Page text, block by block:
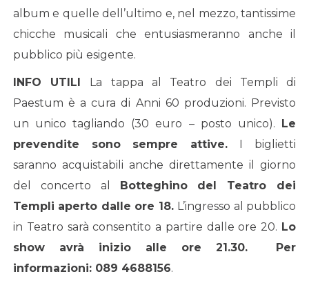
album e quelle dell’ultimo e, nel mezzo, tantissime
chicche musicali che entusiasmeranno anche il
pubblico più esigente.
INFO UTILI La tappa al Teatro dei Templi di
Paestum è a cura di Anni 60 produzioni. Previsto
un unico tagliando (30 euro – posto unico). Le
prevendite sono sempre attive. I biglietti
saranno acquistabili anche direttamente il giorno
del concerto al Botteghino del Teatro dei
Templi aperto dalle ore 18. L’ingresso al pubblico
in Teatro sarà consentito a partire dalle ore 20. Lo
show avrà inizio alle ore 21.30.
Per
informazioni: 089 4688156.